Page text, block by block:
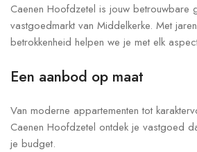
Caenen Hoofdzetel is jouw betrouwbare
vastgoedmarkt van Middelkerke. Met
betrokkenheid helpen we je met elk
Een aanbod op maat
Van moderne appartementen tot
Caenen Hoofdzetel ontdek je vastgoed
je budget.